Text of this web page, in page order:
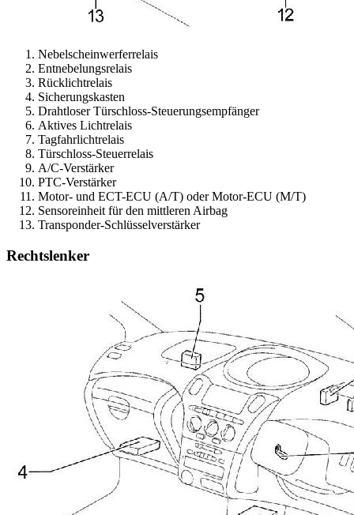
Nebelscheinwerferrelais
Entnebelungsrelais
Rücklichtrelais
Sicherungskasten
Drahtloser Türschloss-Steuerungsempfänger
Aktives Lichtrelais
Tagfahrlichtrelais
Türschloss-Steuerrelais
A/C-Verstärker
PTC-Verstärker
Motor- und ECT-ECU (A/T) oder Motor-ECU (M/T)
Sensoreinheit für den mittleren Airbag
Transponder-Schlüsselverstärker
Rechtslenker